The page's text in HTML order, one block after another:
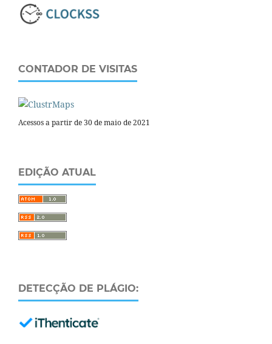
CONTADOR DE VISITAS
Acessos a partir de 30 de maio de 2021
EDIÇÃO ATUAL
DETECÇÃO DE PLÁGIO: